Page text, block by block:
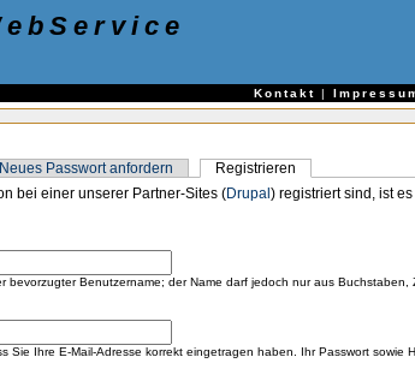
Kontakt |
Neues Passwort anfordern
Registrieren
bei einer unserer Partner-Sites (Drupal) registriert sind, ist
bevorzugter Benutzername; der Name darf jedoch nur aus Buchstaben,
Sie Ihre E-Mail-Adresse korrekt eingetragen haben. Ihr Passwort